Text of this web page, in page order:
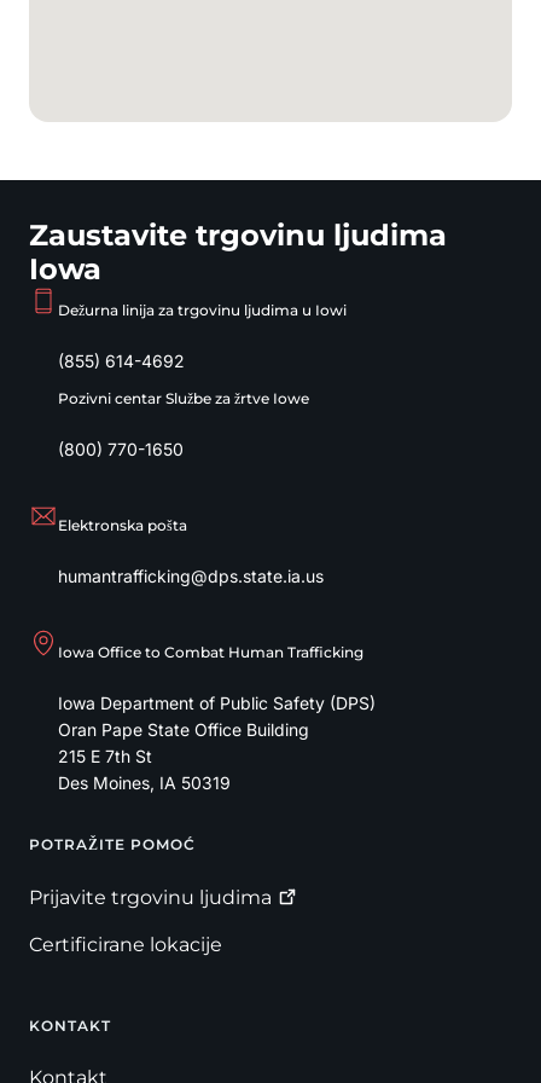
Zaustavite trgovinu ljudima
Iowa
Dežurna linija za trgovinu ljudima u Iowi
(855) 614-4692
Pozivni centar Službe za žrtve Iowe
(800) 770-1650
Elektronska pošta
humantrafficking@dps.state.ia.us
Iowa Office to Combat Human Trafficking
Iowa Department of Public Safety (DPS)
Oran Pape State Office Building
215 E 7th St
Des Moines, IA 50319
Footer
POTRAŽITE POMOĆ
Prijavite trgovinu ljudima
Certificirane lokacije
KONTAKT
Kontakt